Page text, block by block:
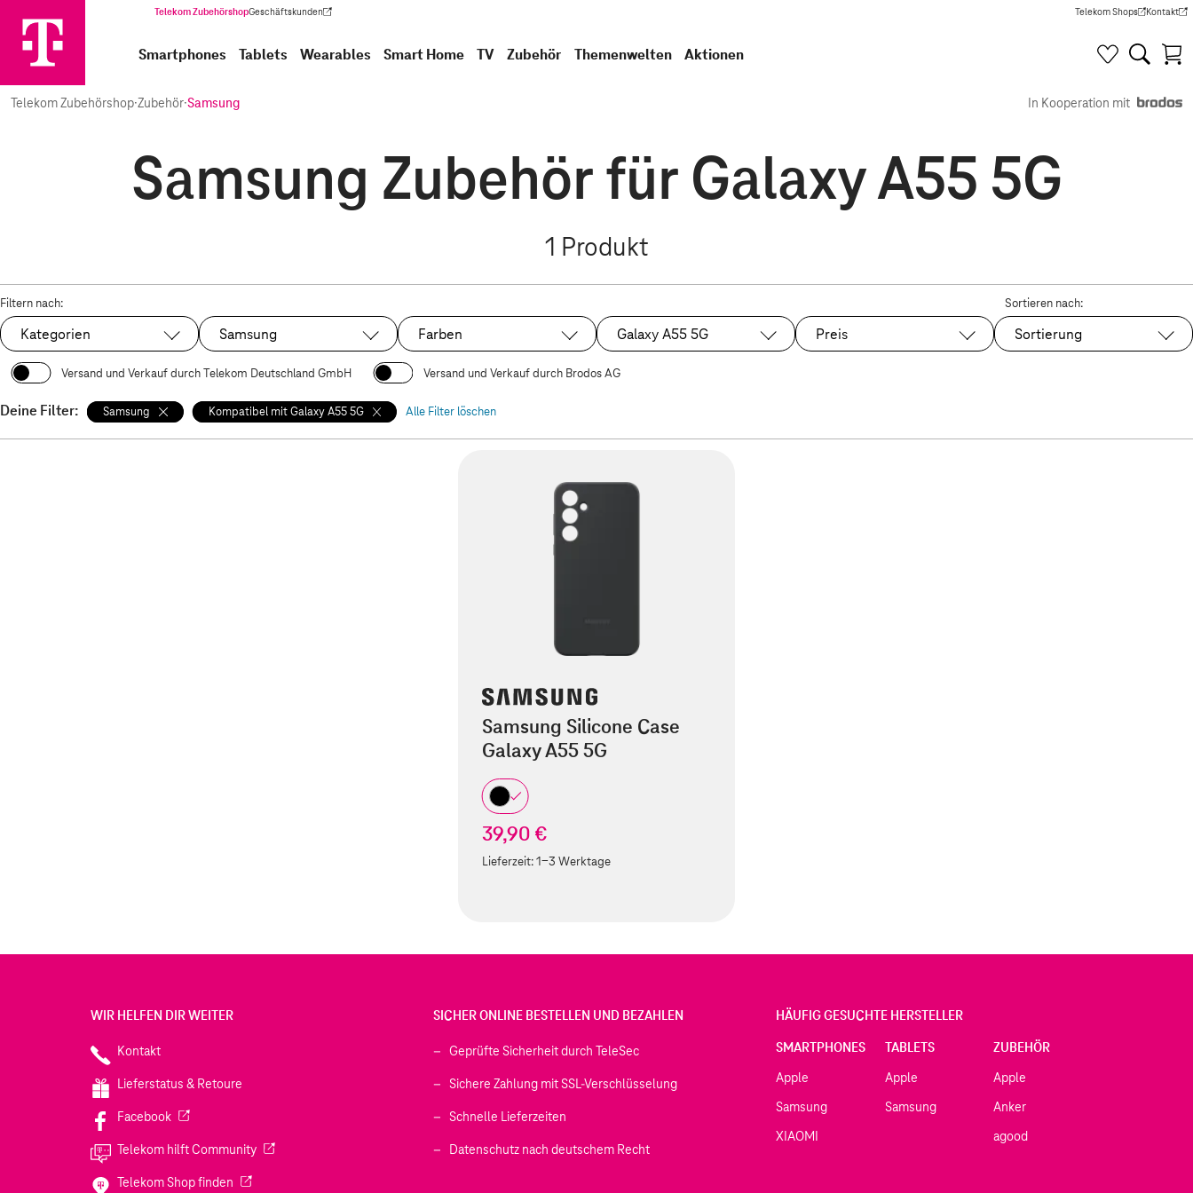
Telekom ZubehörshopGeschäftskunden
(Wird in einem neuen Tab geöffnet) Telekom Shops
(Wird in einem neuen Tab
Kontakt
(Wird in
Smartphones Tablets Wearables Smart Home TV Zubehör Themenwelten Aktionen
Telekom Zubehörshop·Zubehör·Samsung In Kooperation mit
Samsung Zubehör für Galaxy A55 5G
1 Produkt
Filtern nach:
Kategorien Ausgewählt:
Samsung Farben Ausgewählt:
Galaxy A55 5G Preis
Sortieren nach:
Sortierung
Versand und Verkauf durch Telekom Deutschland GmbH Versand und Verkauf durch Brodos AG
Deine Filter: Samsung Kompatibel mit Galaxy A55 5G Alle Filter löschen
Samsung Silicone Case
Galaxy A55 5G
39,90 €
Lieferzeit:1-3 Werktage
WIR HELFEN DIR WEITER
Kontakt
Lieferstatus & Retoure
Facebook(Wird in einem neuen Tab geöffnet)
Telekom hilft Community(Wird in einem neuen Tab geöffnet)
Telekom Shop finden (Wird in einem neuen Tab geöffnet)
SICHER ONLINE BESTELLEN UND BEZAHLEN
Geprüfte Sicherheit durch TeleSec
Sichere Zahlung mit SSL-Verschlüsselung
Schnelle Lieferzeiten
Datenschutz nach deutschem Recht
HÄUFIG GESUCHTE HERSTELLER
SMARTPHONES
Apple
Samsung
XIAOMI
TABLETS
Apple
Samsung
ZUBEHÖR
Apple
Anker
agood